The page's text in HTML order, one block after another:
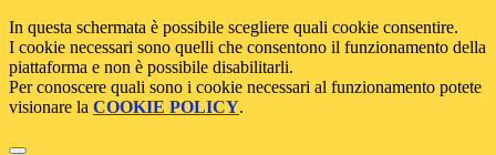
In questa schermata è possibile scegliere quali cookie consentire.
I cookie necessari sono quelli che consentono il funzionamento della
piattaforma e non è possibile disabilitarli.
Per conoscere quali sono i cookie necessari al funzionamento potete
visionare la COOKIE POLICY.